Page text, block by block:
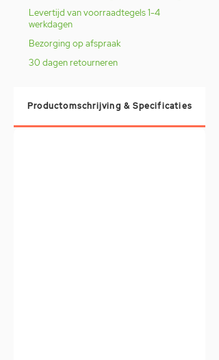
Levertijd van voorraadtegels 1-4
werkdagen
Bezorging op afspraak
30 dagen retourneren
Productomschrijving & Specificaties